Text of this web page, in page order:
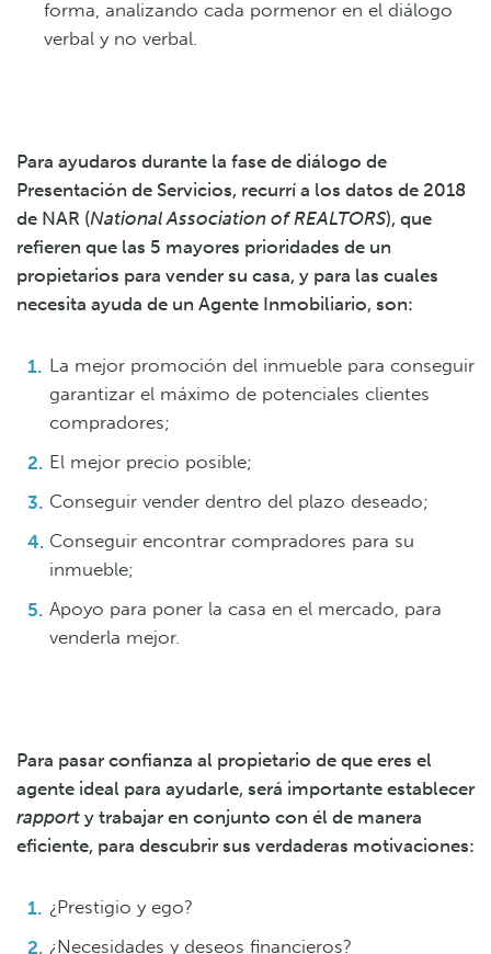
forma, analizando cada pormenor en el diálogo
verbal y no verbal.
Para ayudaros durante la fase de diálogo de
Presentación de Servicios, recurrí a los datos de 2018
de NAR (National Association of REALTORS), que
refieren que las 5 mayores prioridades de un
propietarios para vender su casa, y para las cuales
necesita ayuda de un Agente Inmobiliario, son:
La mejor promoción del inmueble para conseguir
garantizar el máximo de potenciales clientes
compradores;
El mejor precio posible;
Conseguir vender dentro del plazo deseado;
Conseguir encontrar compradores para su
inmueble;
Apoyo para poner la casa en el mercado, para
venderla mejor.
Para pasar confianza al propietario de que eres el
agente ideal para ayudarle, será importante establecer
rapport y trabajar en conjunto con él de manera
eficiente, para descubrir sus verdaderas motivaciones:
¿Prestigio y ego?
¿Necesidades y deseos financieros?